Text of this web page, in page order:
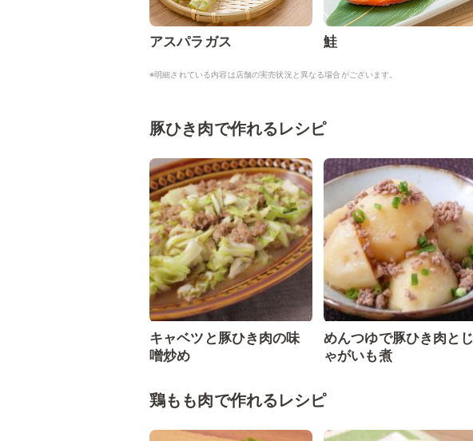
アスパラガス 鮭
※明細されている内容は店舗の実売状況と異なる場合がございます。
豚ひき肉で作れるレシピ
キャベツと豚ひき肉の味
噌炒め
めんつゆで豚ひき肉とじ
ゃがいも煮
鶏もも肉で作れるレシピ